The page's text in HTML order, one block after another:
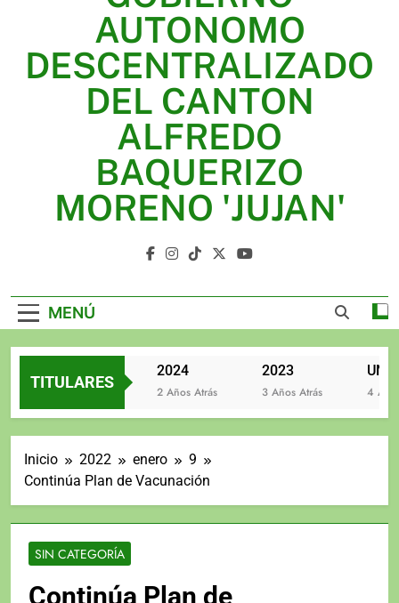
2024
2023
UNIDOS TRABAJANDO POR NUESTRO QUERIDO
JUJAN
AUTONOMO
DESCENTRALIZADO
DEL CANTON
ALFREDO
BAQUERIZO
MORENO 'JUJAN'
MENÚ
TITULARES
2 Años Atrás
2024
2 Años Atrás
2023
3 Años Atrás 4 Años
Inicio 2022 enero
9
Continúa Plan de Vacunación
SIN CATEGORÍA
Continúa Plan de